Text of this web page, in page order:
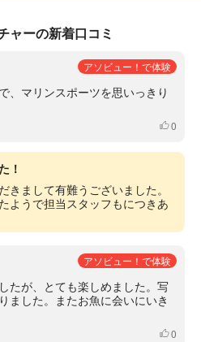
ャーの新着口コミ
アソビュー！で体験
、マリンスポーツを思いっきり
いいね
0
！
きまして有難うございました。
ようで担当スタッフもにつきあ
アソビュー！で体験
たが、とても楽しめました。写
ました。またお魚に会いにいき
いいね
0